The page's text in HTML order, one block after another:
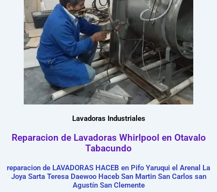
Lavadoras Industriales
Reparacion de Lavadoras Whirlpool en Otavalo
Tabacundo
reparacion de LAVADORAS HACEB en Pifo Yaruqui el Arenal La
Joya Sarta Teresa Daewoo Haceb San Martin San Carlos san
Agustín San Clemente